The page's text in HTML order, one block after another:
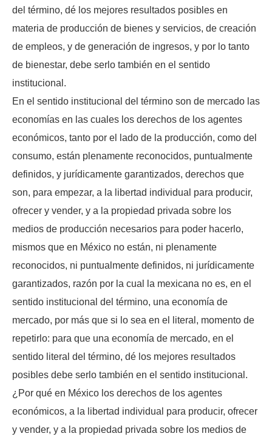
del término, dé los mejores resultados posibles en
materia de producción de bienes y servicios, de creación
de empleos, y de generación de ingresos, y por lo tanto
de bienestar, debe serlo también en el sentido
institucional.
En el sentido institucional del término son de mercado las
economías en las cuales los derechos de los agentes
económicos, tanto por el lado de la producción, como del
consumo, están plenamente reconocidos, puntualmente
definidos, y jurídicamente garantizados, derechos que
son, para empezar, a la libertad individual para producir,
ofrecer y vender, y a la propiedad privada sobre los
medios de producción necesarios para poder hacerlo,
mismos que en México no están, ni plenamente
reconocidos, ni puntualmente definidos, ni jurídicamente
garantizados, razón por la cual la mexicana no es, en el
sentido institucional del término, una economía de
mercado, por más que si lo sea en el literal, momento de
repetirlo: para que una economía de mercado, en el
sentido literal del término, dé los mejores resultados
posibles debe serlo también en el sentido institucional.
¿Por qué en México los derechos de los agentes
económicos, a la libertad individual para producir, ofrecer
y vender, y a la propiedad privada sobre los medios de